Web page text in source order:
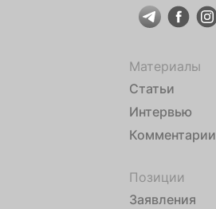
Материалы
Статьи
Интервью
Комментарии
Позиции
Заявления